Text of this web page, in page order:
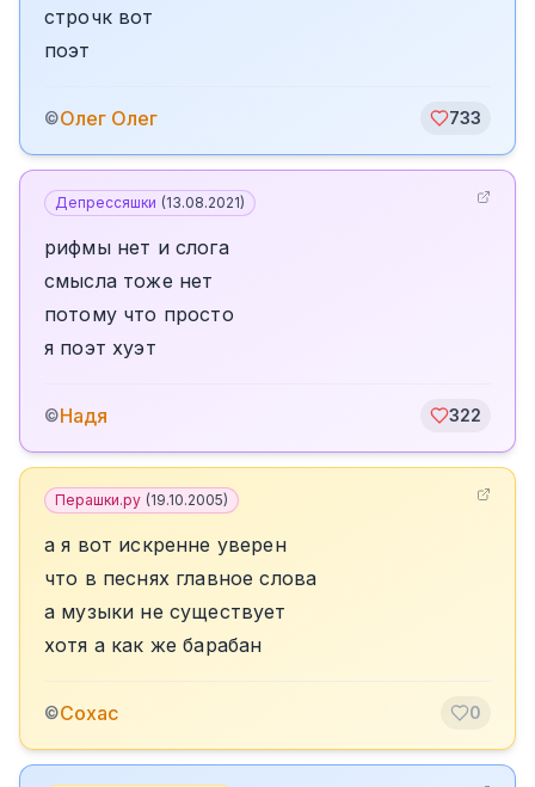
строчк вот
поэт
©Олег Олег 733
Депрессяшки (13.08.2021)
рифмы нет и слога
смысла тоже нет
потому что просто
я поэт хуэт
©Надя 322
Перашки.ру (19.10.2005)
а я вот искренне уверен
что в песнях главное слова
а музыки не существует
хотя а как же барабан
©Сохас 0